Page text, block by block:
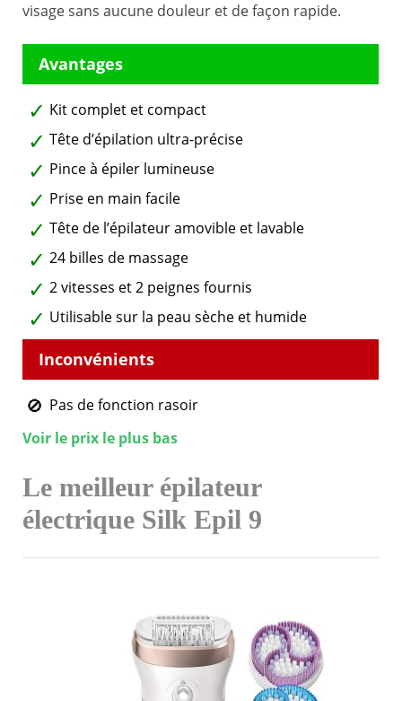
visage sans aucune douleur et de façon rapide.
Kit complet et compact
Tête d’épilation ultra-précise
Pince à épiler lumineuse
Prise en main facile
Tête de l’épilateur amovible et lavable
24 billes de massage
2 vitesses et 2 peignes fournis
Utilisable sur la peau sèche et humide
Pas de fonction rasoir
Voir le prix le plus bas
Le meilleur épilateur
électrique Silk Epil 9